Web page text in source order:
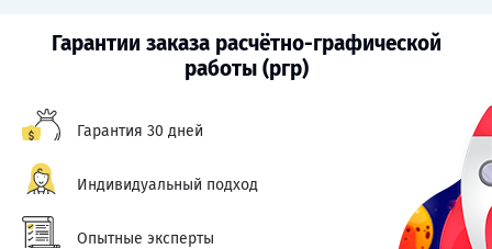
Гарантии заказа расчётно-графической
работы (ргр)
Гарантия 30 дней
Индивидуальный подход
Опытные эксперты